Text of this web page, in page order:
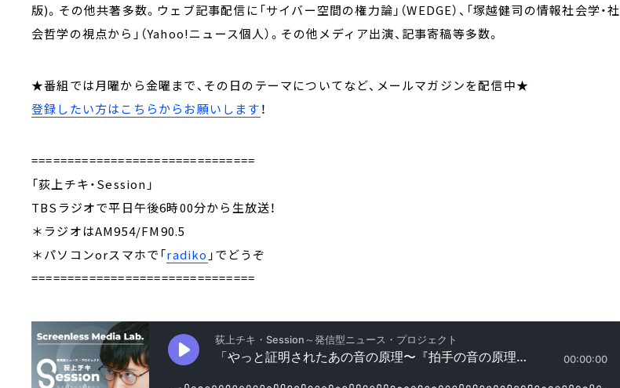
版)。その他共著多数。ウェブ記事配信に「サイバー空間の権力論」（WEDGE）、「塚越健司の情報社会学・社
会哲学の視点から」（Yahoo!ニュース個人）。その他メディア出演、記事寄稿等多数。
★番組では月曜から金曜まで、その日のテーマについてなど、メールマガジンを配信中★
登録したい方はこちらからお願いします！
===============================
「荻上チキ・Session」
TBSラジオで平日午後6時00分から生放送！
＊ラジオはAM954/FM90.5
＊パソコンorスマホで「radiko 」でどうぞ
===============================